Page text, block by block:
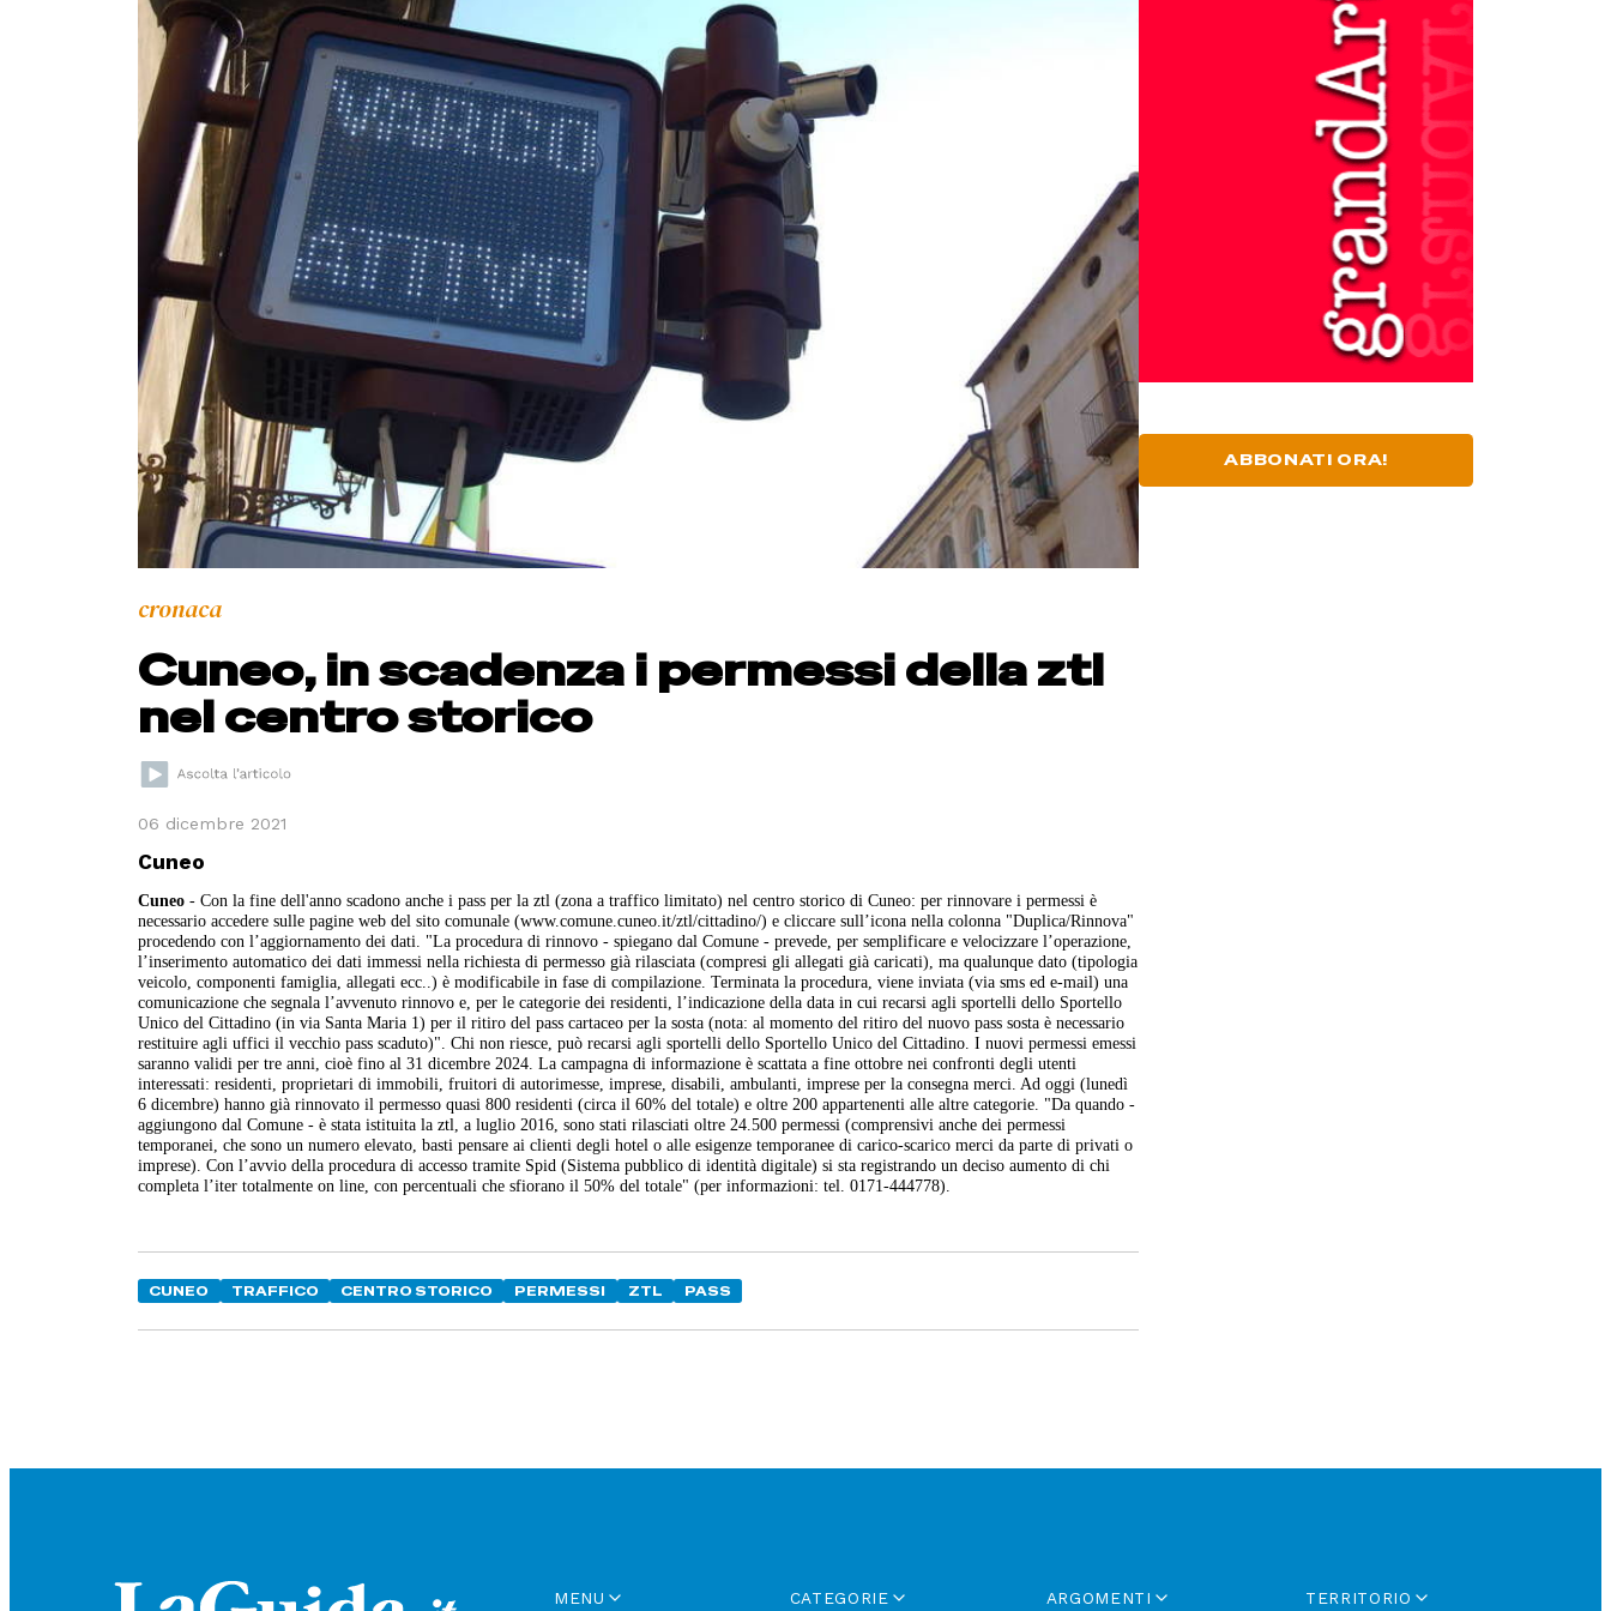
cronaca
Cuneo, in scadenza i permessi della ztl
nel centro storico
06 dicembre 2021
Cuneo
Cuneo - Con la fine dell'anno scadono anche i pass per la ztl (zona a traffico limitato) nel centro storico di Cuneo: per rinnovare i permessi è
necessario accedere sulle pagine web del sito comunale (www.comune.cuneo.it/ztl/cittadino/) e cliccare sull’icona nella colonna "Duplica/Rinnova"
procedendo con l’aggiornamento dei dati. "La procedura di rinnovo - spiegano dal Comune - prevede, per semplificare e velocizzare l’operazione,
l’inserimento automatico dei dati immessi nella richiesta di permesso già rilasciata (compresi gli allegati già caricati), ma qualunque dato (tipologia
veicolo, componenti famiglia, allegati ecc..) è modificabile in fase di compilazione. Terminata la procedura, viene inviata (via sms ed e-mail) una
comunicazione che segnala l’avvenuto rinnovo e, per le categorie dei residenti, l’indicazione della data in cui recarsi agli sportelli dello Sportello
Unico del Cittadino (in via Santa Maria 1) per il ritiro del pass cartaceo per la sosta (nota: al momento del ritiro del nuovo pass sosta è necessario
restituire agli uffici il vecchio pass scaduto)". Chi non riesce, può recarsi agli sportelli dello Sportello Unico del Cittadino. I nuovi permessi emessi
saranno validi per tre anni, cioè fino al 31 dicembre 2024. La campagna di informazione è scattata a fine ottobre nei confronti degli utenti
interessati: residenti, proprietari di immobili, fruitori di autorimesse, imprese, disabili, ambulanti, imprese per la consegna merci. Ad oggi (lunedì
6 dicembre) hanno già rinnovato il permesso quasi 800 residenti (circa il 60% del totale) e oltre 200 appartenenti alle altre categorie. "Da quando -
aggiungono dal Comune - è stata istituita la ztl, a luglio 2016, sono stati rilasciati oltre 24.500 permessi (comprensivi anche dei permessi
temporanei, che sono un numero elevato, basti pensare ai clienti degli hotel o alle esigenze temporanee di carico-scarico merci da parte di privati o
imprese). Con l’avvio della procedura di accesso tramite Spid (Sistema pubblico di identità digitale) si sta registrando un deciso aumento di chi
completa l’iter totalmente on line, con percentuali che sfiorano il 50% del totale" (per informazioni: tel. 0171-444778).
CUNEO TRAFFICO CENTRO STORICO PERMESSI ZTL PASS
ABBONATI ORA!
MENU CATEGORIE ARGOMENTI TERRITORIO